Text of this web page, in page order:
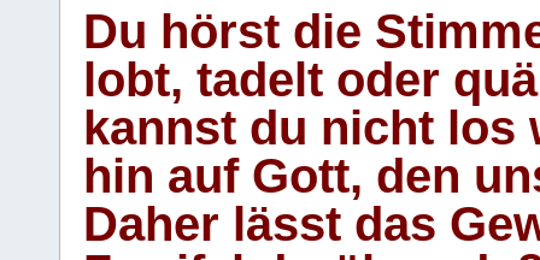
Du hörst die
lobt, tadelt oder
kannst du nicht los
hin auf Gott, den
Daher lässt das